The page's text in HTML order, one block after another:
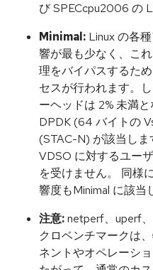
び SPECcpu2006 の
Minimal: Linux の各
響が最も少なく、こ
理をバイパスするた
セスが行われます。
ーヘッドは 2% 未満
DPDK (64 バイトの
(STAC-N) が該当し
VDSO に対するユー
を受けません。 同様
響度もMinimal に該当
注意:netperf、uperf
クロベンチマークは
ネントやオペレーシ